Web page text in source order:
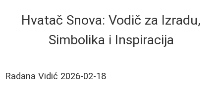
Hvatač Snova: Vodič za Izradu,
Simbolika i Inspiracija
Radana Vidić 2026-02-18